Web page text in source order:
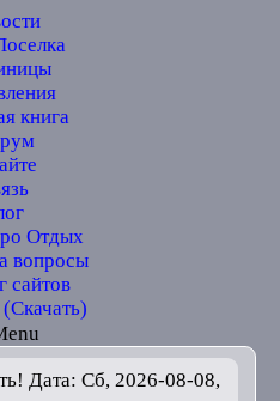
книга
Отдых
вопросы
сайтов
Дата: Сб, 2026-08-08,